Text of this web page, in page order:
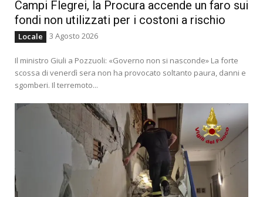
Campi Flegrei, la Procura accende un faro sui
fondi non utilizzati per i costoni a rischio
Locale 3 Agosto 2026
Il ministro Giuli a Pozzuoli: «Governo non si nasconde» La forte
scossa di venerdì sera non ha provocato soltanto paura, danni e
sgomberi. Il terremoto...